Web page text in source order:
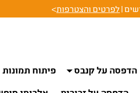
לפרטים והצטרפות>
הדפסה על קנבס פיתוח תמונות